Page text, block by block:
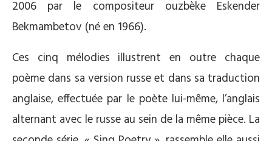
2006 par le compositeur ouzbèke Eskender
Bekmambetov (né en 1966).
Ces cinq mélodies illustrent en outre chaque
poème dans sa version russe et dans sa traduction
anglaise, effectuée par le poète lui-même, l’anglais
alternant avec le russe au sein de la même pièce. La